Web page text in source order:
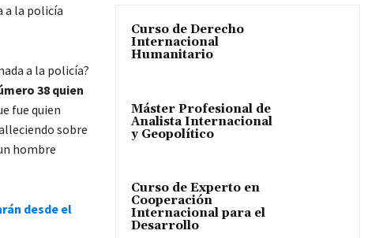
a la policía
a la policía?
38 quien
fue quien
sobre
hombre
desde el
Curso de Derecho
Internacional
Humanitario
Máster Profesional de
Analista Internacional
y Geopolítico
Curso de Experto en
Cooperación
Internacional para el
Desarrollo